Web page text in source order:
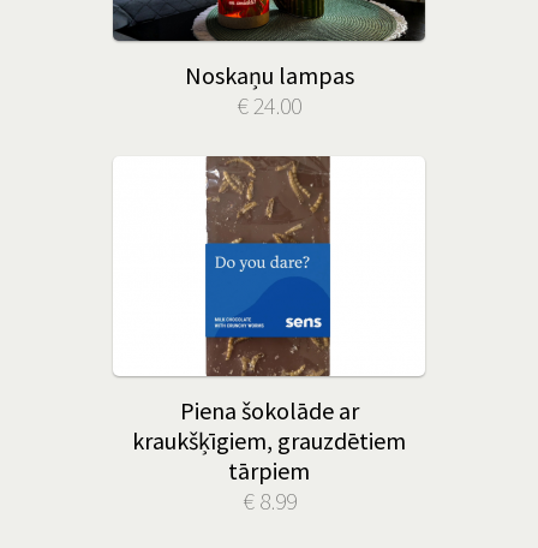
Noskaņu lampas
€ 24.00
Piena šokolāde ar
kraukšķīgiem, grauzdētiem
tārpiem
€ 8.99